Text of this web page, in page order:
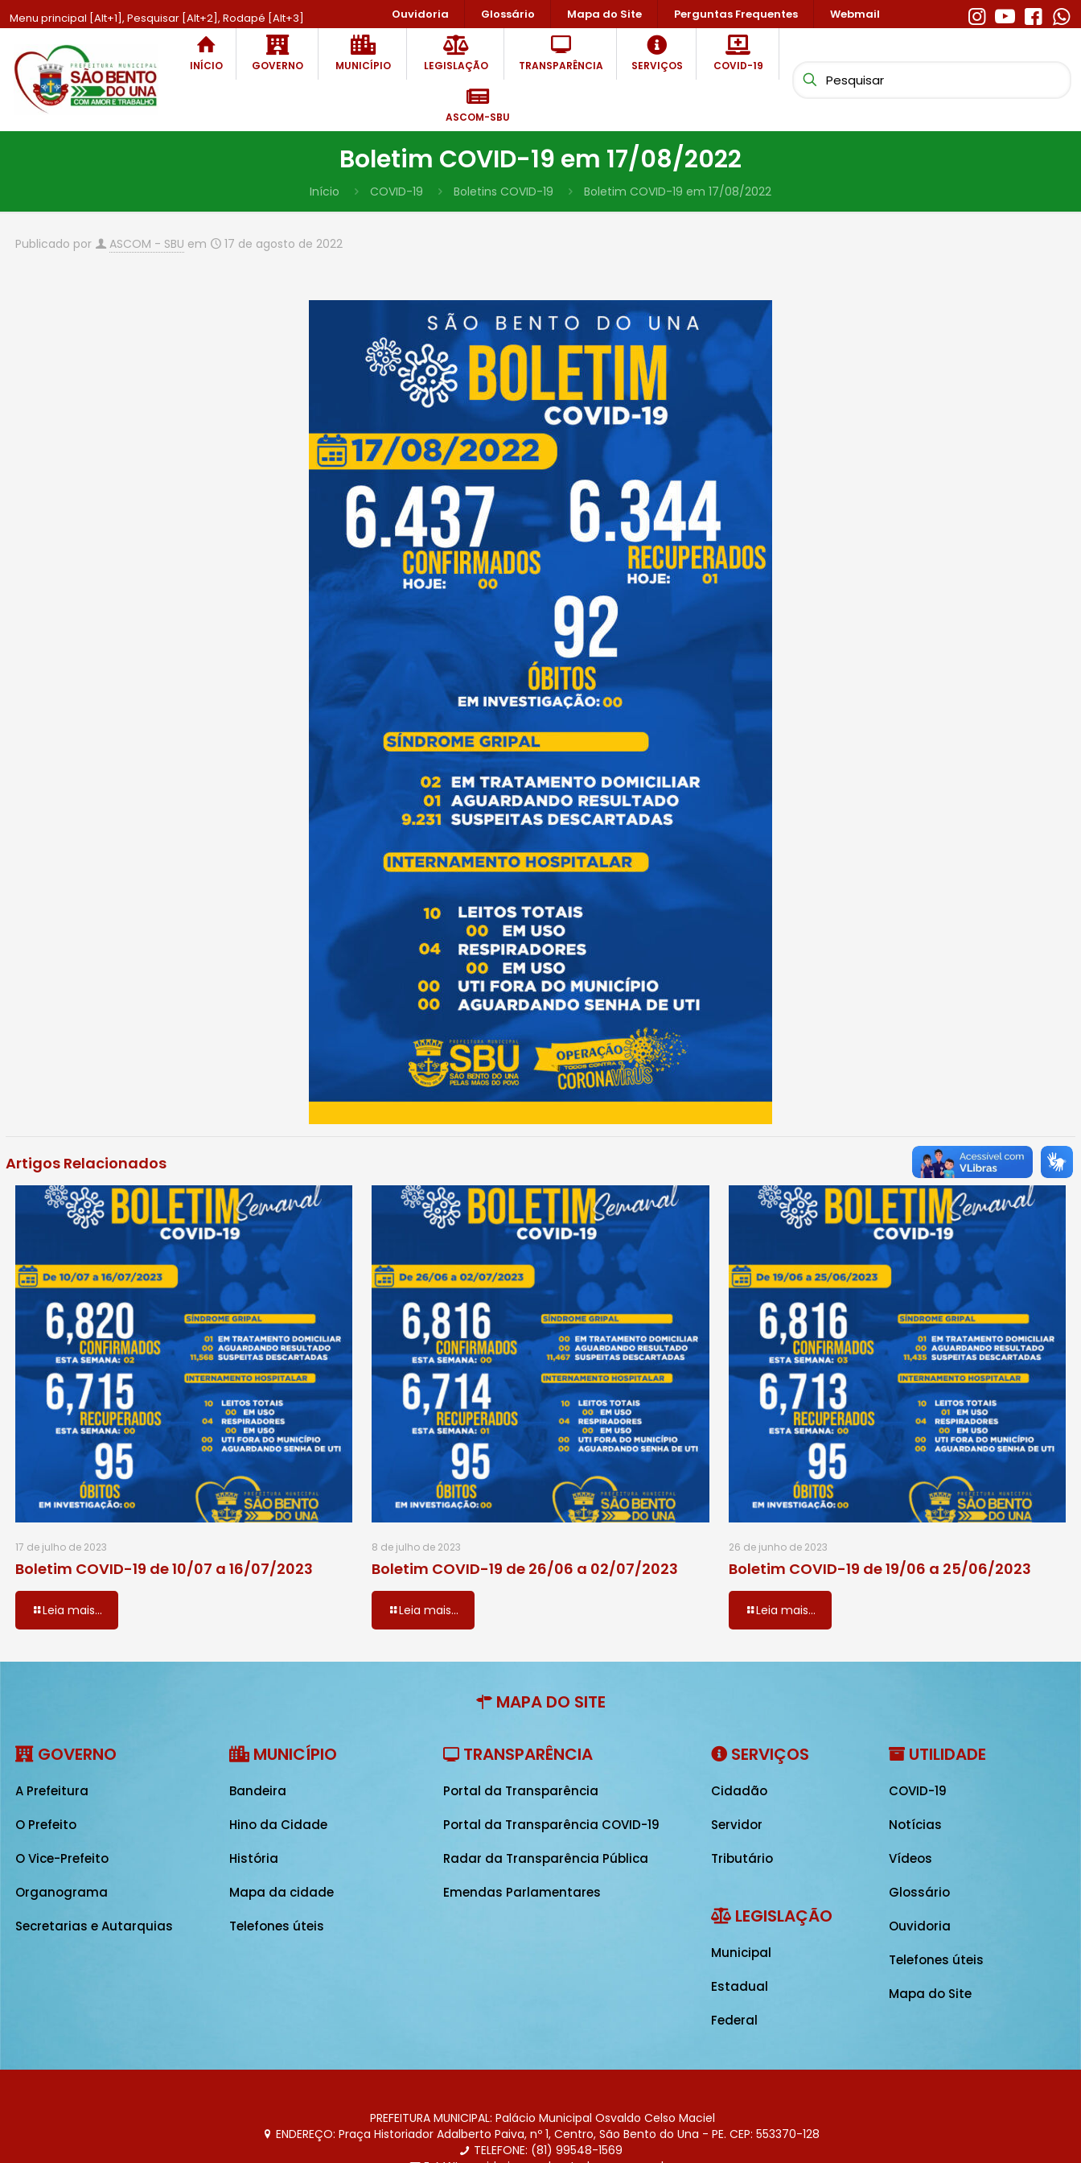
Menu principal [Alt+1], Pesquisar [Alt+2], Rodapé [Alt+3] Ouvidoria Glossário Mapa do Site Perguntas Frequentes Webmail
INÍCIO GOVERNO MUNICÍPIO LEGISLAÇÃO TRANSPARÊNCIA SERVIÇOS COVID-19
ASCOM-SBU
Boletim COVID-19 em 17/08/2022
Início COVID-19 Boletins COVID-19 Boletim COVID-19 em 17/08/2022
Publicado por ASCOM - SBU em 17 de agosto de 2022
Artigos Relacionados
17 de julho de 2023
Boletim COVID-19 de 10/07 a 16/07/2023
Leia mais...
8 de julho de 2023
Boletim COVID-19 de 26/06 a 02/07/2023
Leia mais...
26 de junho de 2023
Boletim COVID-19 de 19/06 a 25/06/2023
Leia mais...
MAPA DO SITE
GOVERNO
A Prefeitura
O Prefeito
O Vice-Prefeito
Organograma
Secretarias e Autarquias
MUNICÍPIO
Bandeira
Hino da Cidade
História
Mapa da cidade
Telefones úteis
TRANSPARÊNCIA
Portal da Transparência
Portal da Transparência COVID-19
Radar da Transparência Pública
Emendas Parlamentares
SERVIÇOS
Cidadão
Servidor
Tributário
LEGISLAÇÃO
Municipal
Estadual
Federal
UTILIDADE
COVID-19
Notícias
Vídeos
Glossário
Ouvidoria
Telefones úteis
Mapa do Site
PREFEITURA MUNICIPAL: Palácio Municipal Osvaldo Celso Maciel
ENDEREÇO: Praça Historiador Adalberto Paiva, nº 1, Centro, São Bento do Una - PE. CEP: 553370-128
TELEFONE: (81) 99548-1569